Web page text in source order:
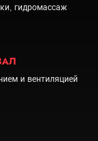
гидромассаж
и вентиляцией